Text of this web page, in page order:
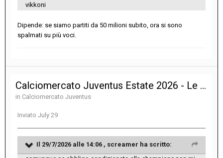
vikkoni
Dipende: se siamo partiti da 50 milioni subito, ora si sono
spalmati su più voci.
Calciomercato Juventus Estate 2026 - Le notizie sulle trattative
in Calciomercato Juventus
Inviato July 29
Il 29/7/2026 alle 14:06 , screamer ha scritto: